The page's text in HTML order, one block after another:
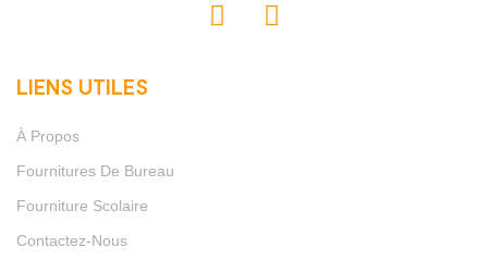
LIENS UTILES
À Propos
Fournitures De Bureau
Fourniture Scolaire
Contactez-Nous